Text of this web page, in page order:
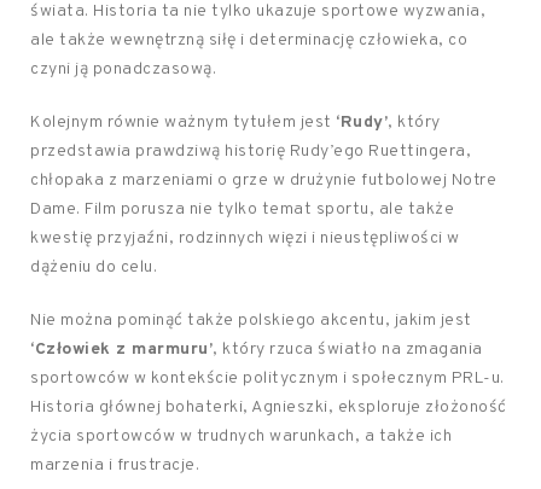
świata. Historia ta nie tylko ukazuje sportowe wyzwania,
ale także wewnętrzną siłę i determinację człowieka, co
czyni ją ponadczasową.
Kolejnym równie ważnym tytułem jest ‘Rudy’, który
przedstawia prawdziwą historię Rudy’ego Ruettingera,
chłopaka z marzeniami o grze w drużynie futbolowej Notre
Dame. Film porusza nie tylko temat sportu, ale także
kwestię przyjaźni, rodzinnych więzi i nieustępliwości w
dążeniu do celu.
Nie można pominąć także polskiego akcentu, jakim jest
‘Człowiek z marmuru’, który rzuca światło na zmagania
sportowców w kontekście politycznym i społecznym PRL-u.
Historia głównej bohaterki, Agnieszki, eksploruje złożoność
życia sportowców w trudnych warunkach, a także ich
marzenia i frustracje.